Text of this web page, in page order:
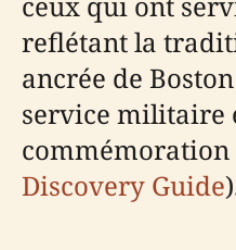
reflétant la
ancrée de
service militaire
Discovery Guide